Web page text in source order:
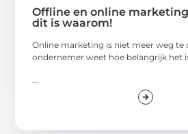
Offline en online
dit is waarom!
Online marketing is niet meer weg te
ondernemer weet hoe belangrijk het